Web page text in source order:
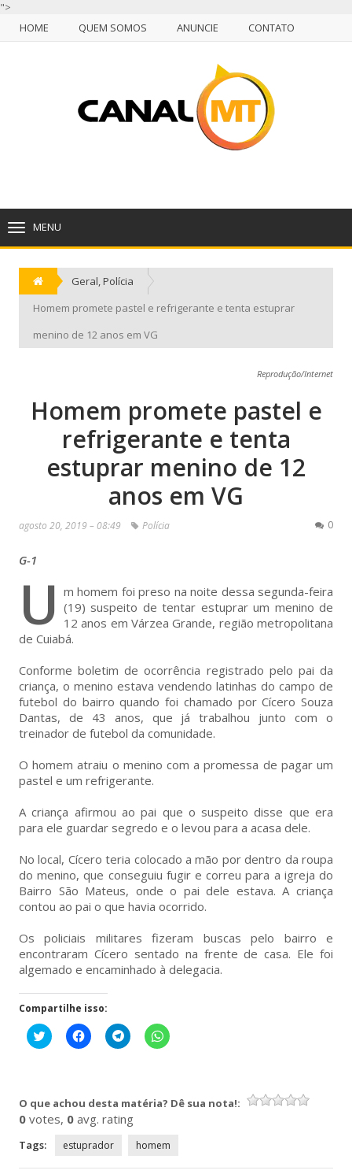
">
HOME
QUEM SOMOS ANUNCIE
CONTATO
ANUNCIE
CUIABÁ, SEXTA-FEIRA, 07 DE AGOSTO DE 2026
MENU
Geral,Polícia
Homem promete pastel e refrigerante e tenta estuprar
menino de 12 anos em VG
Reprodução/Internet
Homem promete pastel e
refrigerante e tenta
estuprar menino de 12
anos em VG
agosto 20, 2019 – 08:49 Polícia 0
G-1
U m homem foi preso na noite dessa segunda-feira
(19) suspeito de tentar estuprar um menino de
12 anos em Várzea Grande, região metropolitana
de Cuiabá.
Conforme boletim de ocorrência registrado pelo pai da
criança, o menino estava vendendo latinhas do campo de
futebol do bairro quando foi chamado por Cícero Souza
Dantas, de 43 anos, que já trabalhou junto com o
treinador de futebol da comunidade.
O homem atraiu o menino com a promessa de pagar um
pastel e um refrigerante.
A criança afirmou ao pai que o suspeito disse que era
para ele guardar segredo e o levou para a acasa dele.
No local, Cícero teria colocado a mão por dentro da roupa
do menino, que conseguiu fugir e correu para a igreja do
Bairro São Mateus, onde o pai dele estava. A criança
contou ao pai o que havia ocorrido.
Os policiais militares fizeram buscas pelo bairro e
encontraram Cícero sentado na frente de casa. Ele foi
algemado e encaminhado à delegacia.
Compartilhe isso:
Clique
para
janela)
Clique
para
janela)
Clique
para
janela)
Clique
para
janela)
O que achou desta matéria? Dê sua nota!:
0 votes, 0 avg. rating
Tags: estuprador homem